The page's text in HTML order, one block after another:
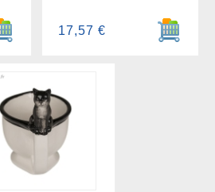
Ajouter au panier Ajouter
17,57 €